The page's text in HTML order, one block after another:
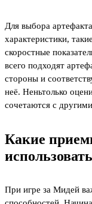
Для выбора
характеристики,
скоростные
всего подходят
стороны и
неё. Неньтолько
сочетаются с
Какие
При игре за Мидей